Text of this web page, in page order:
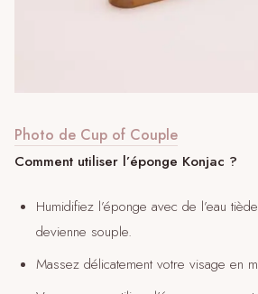
Photo de Cup of Couple
Comment utiliser l’éponge Konjac ?
Humidifiez l’éponge avec de l’eau
devienne souple.
Massez délicatement votre visage en